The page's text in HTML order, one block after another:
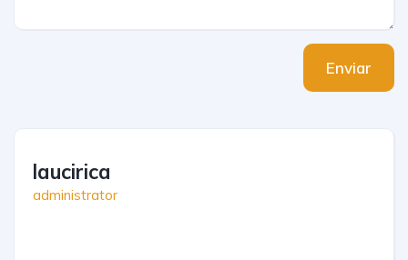
Enviar
laucirica
administrator